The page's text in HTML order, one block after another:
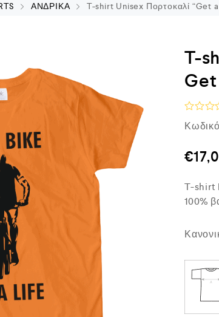
ΑΝΔΡΙΚΑ T-shirt Unisex Πορτοκαλί “Get
T-
Β
α
μ
ο
γ
ή
θ
ε
€
T-shirt
100%